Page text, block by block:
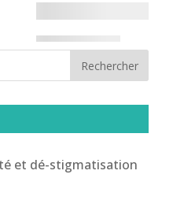
et dé-stigmatisation